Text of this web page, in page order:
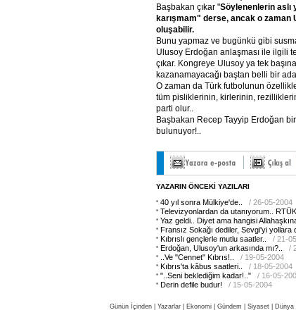
Başbakan çıkar "Söylenenlerin aslı
karışmam" derse, ancak o zaman
oluşabilir.
Bunu yapmaz ve bugünkü gibi
Ulusoy Erdoğan anlaşması ile ilgili
çıkar. Kongreye Ulusoy ya tek
kazanamayacağı baştan belli bir
O zaman da Türk futbolunun
tüm pisliklerinin, kirlerinin,
parti olur..
Başbakan Recep Tayyip Erdoğan
bulunuyor!..
YAZARIN ÖNCEKİ YAZILARI
40 yıl sonra Mülkiye'de..
/ 26-05-2004
Televizyonlardan da utanıyorum..
Yaz geldi.. Diyet ama hangisi
Fransız Sokağı dediler, Sevgi'yi yollara
Kıbrıslı gençlerle mutlu saatler..
/ 21-
Erdoğan, Ulusoy'un arkasında mı?..
/
..Ve "Cennet" Kıbrıs!..
/ 19-05-2004
Kıbrıs'ta kâbus saatleri..
/ 18-05-2004
"..Seni beklediğim kadar!.."
/ 16-05-
Derin defile budur!
/ 15-05-2004
Günün İçinden Yazarlar Ekonomi Gündem Siyaset Dünya |